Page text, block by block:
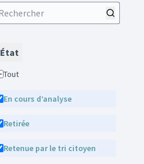
État
Tout
En cours d’analyse
Retirée
Retenue par le tri citoyen